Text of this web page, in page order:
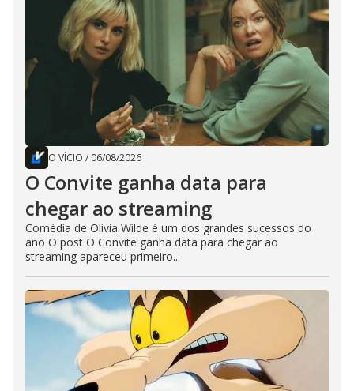
O VÍCIO / 06/08/2026
O Convite ganha data para
chegar ao streaming
Comédia de Olivia Wilde é um dos grandes sucessos do
ano O post O Convite ganha data para chegar ao
streaming apareceu primeiro...